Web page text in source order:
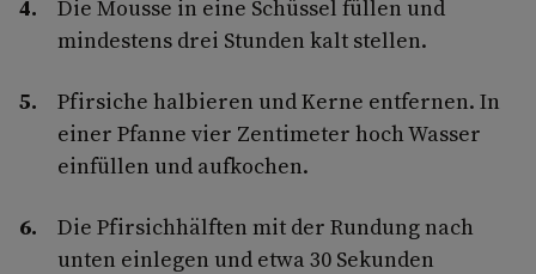
Die Mousse in eine Schüssel füllen und
mindestens drei Stunden kalt stellen.
Pfirsiche halbieren und Kerne entfernen. In
einer Pfanne vier Zentimeter hoch Wasser
einfüllen und aufkochen.
Die Pfirsichhälften mit der Rundung nach
unten einlegen und etwa 30 Sekunden